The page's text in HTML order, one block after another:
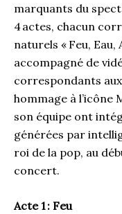
marquants du
4 actes, chacun
naturels « Feu,
accompagné de
correspondants
hommage à l’icône
son équipe ont
générées par
roi de la pop, au
concert.
Acte 1 : Feu